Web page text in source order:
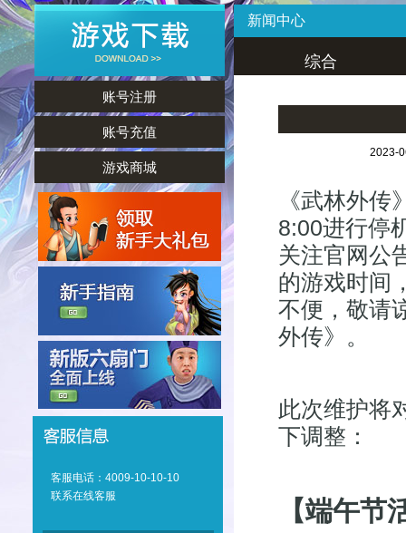
账号注册
账号充值
游戏商城
客服电话：4009-10-10-10
联系在线客服
新闻中心
综合
2023-
《武林外
8:00进行停
关注官网公
的游戏时间
不便，敬请
外传》。
此次维护将
下调整：
【端午节